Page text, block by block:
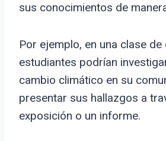
sus conocimientos de
Por ejemplo, en una clase de
estudiantes podrían
cambio climático en su
presentar sus hallazgos a
exposición o un informe.